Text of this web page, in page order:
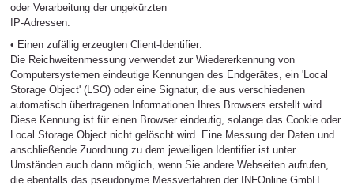
oder Verarbeitung der ungekürzten
IP-Adressen.
• Einen zufällig erzeugten Client-Identifier:
Die Reichweitenmessung verwendet zur Wiedererkennung von
Computersystemen eindeutige Kennungen des Endgerätes, ein 'Local
Storage Object' (LSO) oder eine Signatur, die aus verschiedenen
automatisch übertragenen Informationen Ihres Browsers erstellt wird.
Diese Kennung ist für einen Browser eindeutig, solange das Cookie oder
Local Storage Object nicht gelöscht wird. Eine Messung der Daten und
anschließende Zuordnung zu dem jeweiligen Identifier ist unter
Umständen auch dann möglich, wenn Sie andere Webseiten aufrufen,
die ebenfalls das pseudonyme Messverfahren der INFOnline GmbH